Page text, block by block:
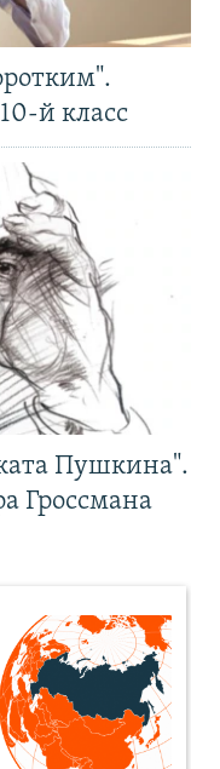
й класс
Пушкина".
Гроссмана